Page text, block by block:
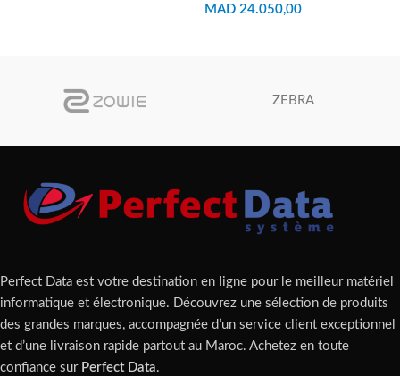
MAD 24.050,00
ZEBRA
Perfect Data est votre destination en ligne pour le meilleur matériel
informatique et électronique. Découvrez une sélection de produits
des grandes marques, accompagnée d’un service client exceptionnel
et d’une livraison rapide partout au Maroc. Achetez en toute
confiance sur Perfect Data.